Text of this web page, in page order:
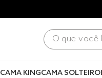
O que você
CAMA KINGCAMA SOLTEIRO